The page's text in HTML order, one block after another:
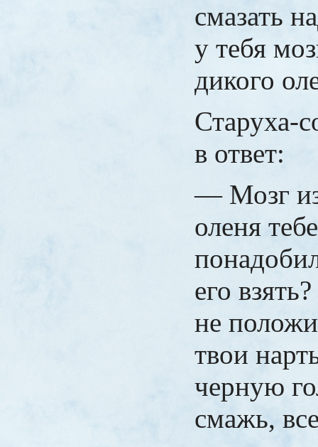
смазать
у тебя
дикого
Старуха-
в ответ:
— Мозг
оленя тебе
его
не
твои
черную
смажь,